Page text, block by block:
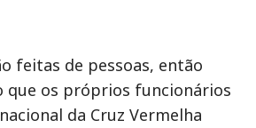
feitas de pessoas, então
que os próprios funcionários
da Cruz Vermelha